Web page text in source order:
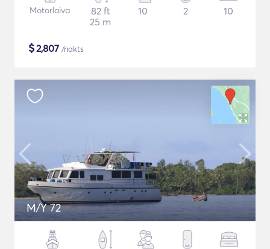
Motorlaiva
82 ft
25 m
10 2 10
$2,807 /nakts
M/Y 72